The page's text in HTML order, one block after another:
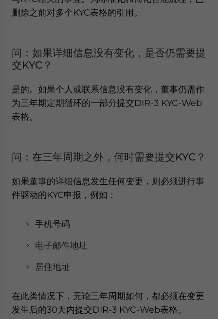
删除之前对多个KYC表格的引用。
问：如果详细信息没有变化，是否仍需要提
交KYC？
是的。如果个人或联系信息没有变化，董事仍需作
为三年期定期循环的一部分提交DIR-3 KYC-Web
表格。
问：在三年周期之外，何时需要提交KYC？
如果董事的详细信息发生任何变更，则必须进行事
件驱动的KYC申报，例如：
手机号码
电子邮件地址
居住地址
在此类情况下，无论三年周期如何，都必须在变更
发生后的30天内提交DIR-3 KYC-Web表格。